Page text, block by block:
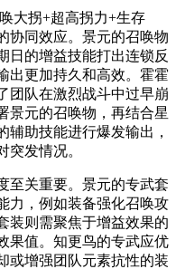
大拐+超高拐力+生存
协同效应。景元的召唤物
日的增益技能打出连锁反
出更加持久和高效。霍霍
团队在激烈战斗中过早崩
景元的召唤物，再结合星
辅助技能进行爆发输出，
突发情况。
至关重要。景元的专武套
力，例如装备强化召唤攻
装则需聚焦于增益效果的
果值。知更鸟的专武应优
或增强团队元素抗性的装